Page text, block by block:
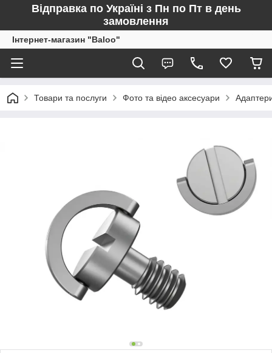
Відправка по Україні з Пн по Пт в день
замовлення
Інтернет-магазин "Baloo"
Товари та послуги Фото та відео аксесуари